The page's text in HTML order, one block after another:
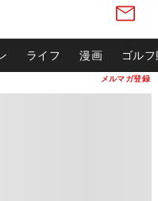
メルマガ登録
ライフ 漫画 ゴル